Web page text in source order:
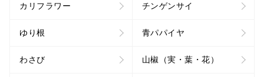
カリフラワー チンゲンサイ
ゆり根 青パパイヤ
わさび 山椒（実・葉・花）